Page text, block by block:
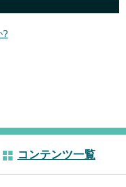
?
コンテンツ一覧